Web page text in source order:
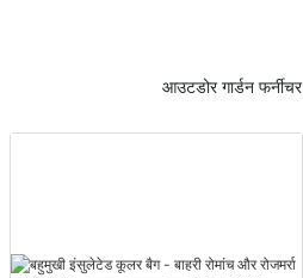
आउटडोर गार्डन फर्नीचर